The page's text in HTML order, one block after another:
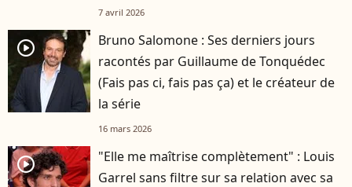
7 avril 2026
player2
Bruno Salomone : Ses derniers jours
racontés par Guillaume de Tonquédec
(Fais pas ci, fais pas ça) et le créateur de
la série
16 mars 2026
player2
"Elle me maîtrise complètement" : Louis
Garrel sans filtre sur sa relation avec sa